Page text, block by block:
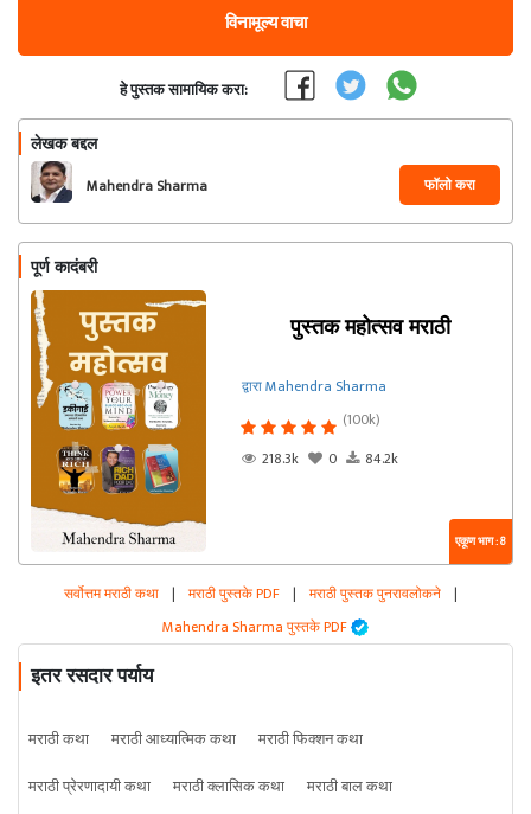
विनामूल्य वाचा
हे पुस्तक सामायिक करा:
लेखक बद्दल
Mahendra Sharma फॉलो करा
पूर्ण कादंबरी
पुस्तक महोत्सव मराठी
द्वारा Mahendra Sharma
(100k)
218.3k
0 84.2k
एकूण भाग : 8
सर्वोत्तम मराठी कथा | मराठी पुस्तके PDF | मराठी पुस्तक पुनरावलोकने |
Mahendra Sharma पुस्तके PDF
इतर रसदार पर्याय
मराठी कथा मराठी आध्यात्मिक कथा
मराठी फिक्शन कथा
मराठी प्रेरणादायी कथा
मराठी क्लासिक कथा मराठी बाल कथा